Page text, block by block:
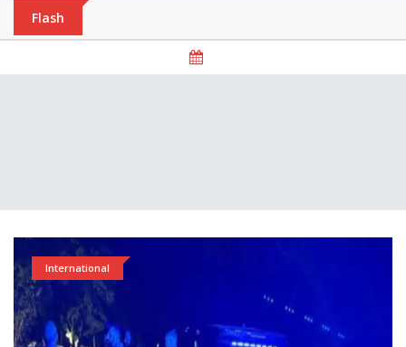
Flash
International